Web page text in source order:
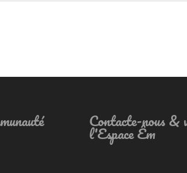
Contacte-nous &
l'Espace Êm